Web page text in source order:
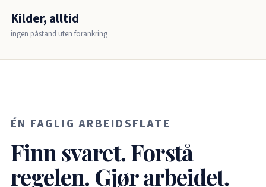
Kilder, alltid
ingen påstand uten forankring
ÉN FAGLIG ARBEIDSFLATE
Finn svaret. Forstå
regelen. Gjør arbeidet.